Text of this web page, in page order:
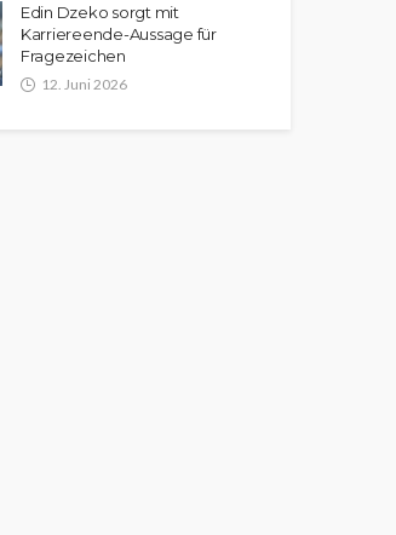
Edin Dzeko sorgt mit
Karriereende-Aussage für
Fragezeichen
12. Juni 2026